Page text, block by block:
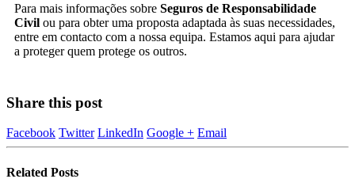
Para mais informações sobre Seguros de Responsabilidade
Civil ou para obter uma proposta adaptada às suas necessidades,
entre em contacto com a nossa equipa. Estamos aqui para ajudar
a proteger quem protege os outros.
Share this post
Facebook Twitter LinkedIn Google + Email
Related Posts